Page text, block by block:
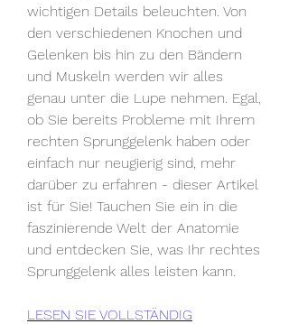
wichtigen Details beleuchten. Von
den verschiedenen Knochen und
Gelenken bis hin zu den Bändern
und Muskeln werden wir alles
genau unter die Lupe nehmen. Egal,
ob Sie bereits Probleme mit Ihrem
rechten Sprunggelenk haben oder
einfach nur neugierig sind, mehr
darüber zu erfahren - dieser Artikel
ist für Sie! Tauchen Sie ein in die
faszinierende Welt der Anatomie
und entdecken Sie, was Ihr rechtes
Sprunggelenk alles leisten kann.
LESEN SIE VOLLSTÄNDIG